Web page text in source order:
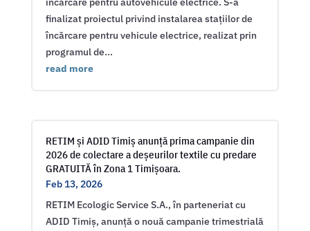
finalizat proiectul privind instalarea stațiilor de
încărcare pentru vehicule electrice, realizat prin
programul de...
read more
RETIM și ADID Timiș anunță prima campanie din
2026 de colectare a deșeurilor textile cu predare
GRATUITĂ în Zona 1 Timișoara.
Feb 13, 2026
RETIM Ecologic Service S.A., în parteneriat cu
ADID Timiș, anunță o nouă campanie trimestrială